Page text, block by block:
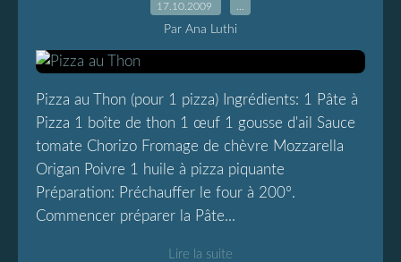
17.10.2009
Par Ana Luthi
Pizza au Thon (pour 1 pizza) Ingrédients: 1 Pâte à
Pizza 1 boîte de thon 1 œuf 1 gousse d'ail Sauce
tomate Chorizo Fromage de chèvre Mozzarella
Origan Poivre 1 huile à pizza piquante
Préparation: Préchauffer le four à 200°.
Commencer préparer la Pâte...
Lire la suite